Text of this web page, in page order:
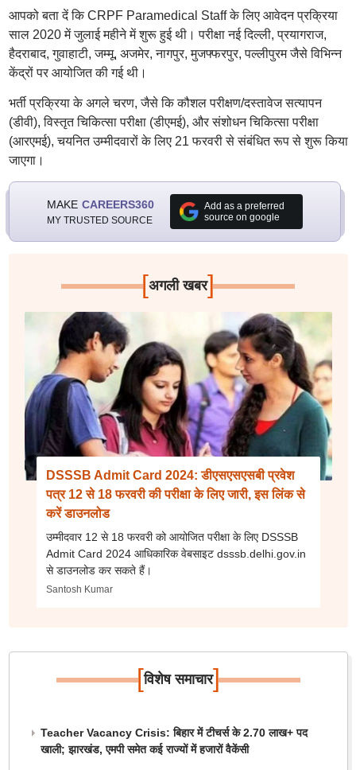
आपको बता दें कि CRPF Paramedical Staff के लिए आवेदन प्रक्रिया
साल 2020 में जुलाई महीने में शुरू हुई थी। परीक्षा नई दिल्ली, प्रयागराज,
हैदराबाद, गुवाहाटी, जम्मू, अजमेर, नागपुर, मुजफ्फरपुर, पल्लीपुरम जैसे विभिन्न
केंद्रों पर आयोजित की गई थी।
भर्ती प्रक्रिया के अगले चरण, जैसे कि कौशल परीक्षण/दस्तावेज सत्यापन
(डीवी), विस्तृत चिकित्सा परीक्षा (डीएमई), और संशोधन चिकित्सा परीक्षा
(आरएमई), चयनित उम्मीदवारों के लिए 21 फरवरी से संबंधित रूप से शुरू किया
जाएगा।
MAKE CAREERS360
MY TRUSTED SOURCE
Add as a preferred
source on google
[अगली खबर]
DSSSB Admit Card 2024: डीएसएसएसबी प्रवेश
पत्र 12 से 18 फरवरी की परीक्षा के लिए जारी, इस लिंक से
करें डाउनलोड
उम्मीदवार 12 से 18 फरवरी को आयोजित परीक्षा के लिए DSSSB
Admit Card 2024 आधिकारिक वेबसाइट dsssb.delhi.gov.in
से डाउनलोड कर सकते हैं।
Santosh Kumar
[विशेष समाचार]
Teacher Vacancy Crisis: बिहार में टीचर्स के 2.70 लाख+ पद
खाली; झारखंड, एमपी समेत कई राज्यों में हजारों वैकेंसी